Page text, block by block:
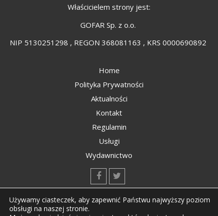
Właścicielem strony jest:
GOFAR Sp. z o.o.
NIP 5130251298 , REGON 368081163 , KRS 0000690892
Home
Polityka Prywatności
Aktualności
Kontakt
Regulamin
Usługi
Wydawnictwo
Używamy ciasteczek, aby zapewnić Państwu najwyższy poziom
obsługi na naszej stronie.